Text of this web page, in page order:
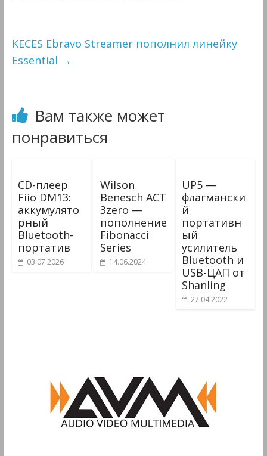
KECES Ebravo Streamer пополнил линейку
Essential →
Вам также может
понравиться
CD-плеер
Fiio DM13:
аккумулято
рный
Bluetooth-
портатив
03.07.2026
Wilson
Benesch ACT
3zero —
пополнение
Fibonacci
Series
14.06.2024
UP5 —
флагмански
й
портативн
ый
усилитель
Bluetooth и
USB-ЦАП от
Shanling
27.04.2022